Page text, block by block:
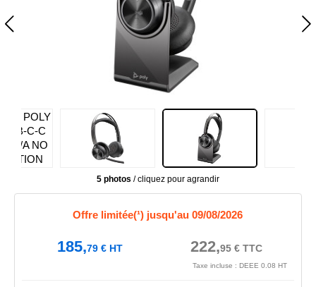
5 photos / cliquez pour agrandir
Offre limitée(¹) jusqu'au 09/08/2026
185,79€HT 222,95€TTC
Taxe incluse : DEEE 0.08 HT